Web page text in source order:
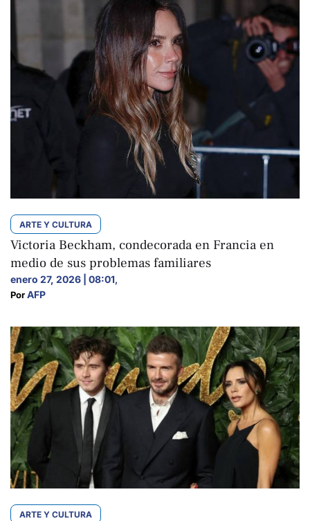
ARTE Y CULTURA
Victoria Beckham, condecorada en Francia en
medio de sus problemas familiares
enero 27, 2026 | 08:01,
Por AFP
ARTE Y CULTURA